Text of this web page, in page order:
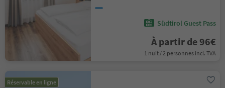
Südtirol Guest Pass
À partir de 96€
1 nuit / 2 personnes incl. TVA
Réservable en ligne